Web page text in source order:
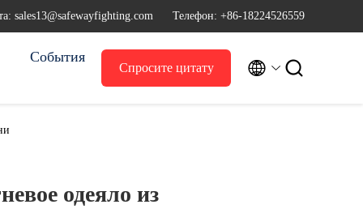
sales13@safewayfighting.com Телефон: +86-18224526559
События
Спросите цитату  
одеяло из